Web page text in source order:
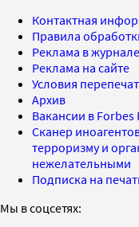
Контактная
Правила
Реклама в журнале
Реклама на сайте
Условия
Архив
Вакансии в Forbes
Сканер
терроризму и
нежелательными
Подписка на
Мы в соцсетях: